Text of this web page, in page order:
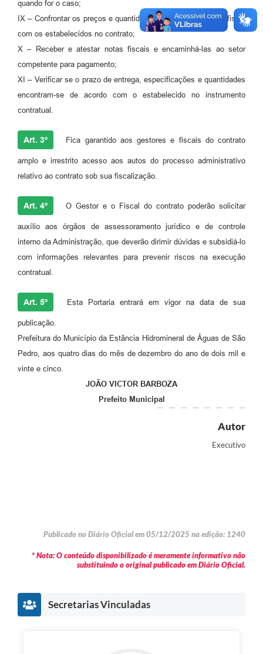
quando for o caso;
IX – Confrontar os preços e quantidades constantes da nota fiscal
com os estabelecidos no contrato;
X – Receber e atestar notas fiscais e encaminhá-las ao setor
competente para pagamento;
XI – Verificar se o prazo de entrega, especificações e quantidades
encontram-se de acordo com o estabelecido no instrumento
contratual.
Art. 3º Fica garantido aos gestores e fiscais do contrato
amplo e irrestrito acesso aos autos do processo administrativo
relativo ao contrato sob sua fiscalização.
Art. 4º O Gestor e o Fiscal do contrato poderão solicitar
auxílio aos órgãos de assessoramento jurídico e de controle
interno da Administração, que deverão dirimir dúvidas e subsidiá-lo
com informações relevantes para prevenir riscos na execução
contratual.
Art. 5º Esta Portaria entrará em vigor na data de sua
publicação.
Prefeitura do Município da Estância Hidromineral de Águas de São
Pedro, aos quatro dias do mês de dezembro do ano de dois mil e
vinte e cinco.
JOÃO VICTOR BARBOZA
Prefeito Municipal
Autor
Executivo
Publicado no Diário Oficial em 05/12/2025 na edição: 1240
* Nota: O conteúdo disponibilizado é meramente informativo não
substituindo o original publicado em Diário Oficial.
Secretarias Vinculadas